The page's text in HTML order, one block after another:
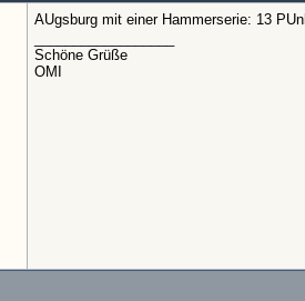
AUgsburg mit einer Hammerserie: 13
Schöne Grüße
OMI